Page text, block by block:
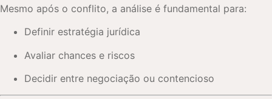
Mesmo após o conflito, a análise é fundamental para:
Definir estratégia jurídica
Avaliar chances e riscos
Decidir entre negociação ou contencioso